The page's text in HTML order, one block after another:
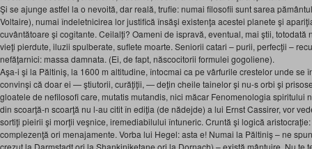
Şi se ajunge astfel la o nevoită, dar reală, trufie: numai filosofii sunt sarea
Voltaire), numai îndeletnicirea lor justifică însăşi existenţa acestei planete şi
cuvântătoare şi cogitante. Ceilalţi? Oameni de ispravă, eventual, mai ştii, totodată
vieţi pierdute, iluzii spulberate, suflete moarte. Seniorii catari – purii, perfecţii –
nefăţarnici: massa damnata. (Ei, de fapt, născocitorii formulei gogoliene).
Aşa-i şi la Păltiniş, la 1600 m altitudine, întocmai ca pe vârfurile crestelor unde se
convinşi că doar ei — ştiutorii, curăţiţii, — deţin cheile tainelor şi nu-s orbi şi
gloatele de nefilosofi care, mutatis mutandis, nici măcar Fenomenologia spiritului
din scoarţă-n scoarţă nu l-au citit în ediţia (de nădejde) a lui Ernst Cassirer, vor
sortiţi pieirii şi morţii veşnice, iremediabilului întuneric. Cruntă şi logică
complezenţă ori menajamente. Vorba lui Hegel: asta e! Numai la Păltiniş – ne
crezut la Darmstadt ori la Shankiniketane ori la Dornach) – există mântuire. Nu te